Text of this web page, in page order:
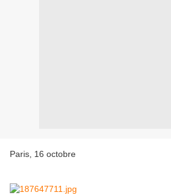
Paris, 16 octobre